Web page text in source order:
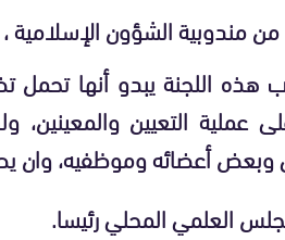
مندوبية الشؤون الإسلامية
اللجنة يبدو أنها تحمل
عملية التعيين
أعضائه وموظفيه، وان
العلمي المحلي رئيسا.